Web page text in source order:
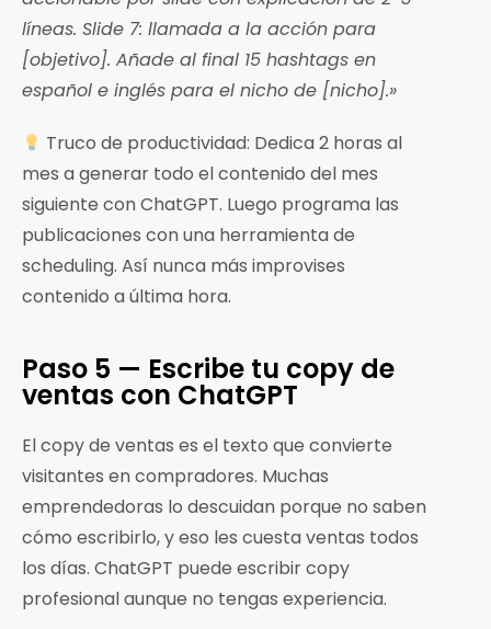
líneas. Slide 7: llamada a la acción para
[objetivo]. Añade al final 15 hashtags en
español e inglés para el nicho de [nicho].»
Truco de productividad: Dedica 2 horas al
mes a generar todo el contenido del mes
siguiente con ChatGPT. Luego programa las
publicaciones con una herramienta de
scheduling. Así nunca más improvises
contenido a última hora.
Paso 5 — Escribe tu copy de
ventas con ChatGPT
El copy de ventas es el texto que convierte
visitantes en compradores. Muchas
emprendedoras lo descuidan porque no saben
cómo escribirlo, y eso les cuesta ventas todos
los días. ChatGPT puede escribir copy
profesional aunque no tengas experiencia.